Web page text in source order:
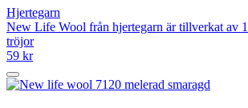
Hjertegarn
New Life Wool från hjertegarn är tillverkat av
tröjor
59 kr